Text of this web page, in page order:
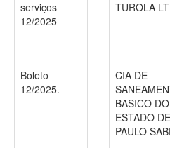
serviços
12/2025
TUROLA
Boleto
12/2025.
CIA DE
BASICO DO
ESTADO
PAULO